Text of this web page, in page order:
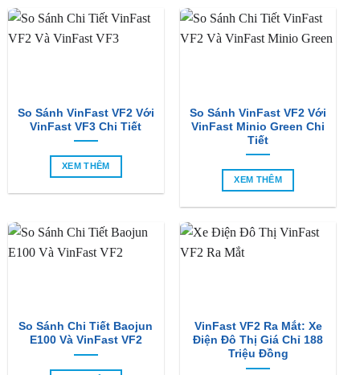
So Sánh VinFast VF2 Với
VinFast VF3 Chi Tiết
XEM THÊM
So Sánh VinFast VF2 Với
VinFast Minio Green Chi
Tiết
XEM THÊM
So Sánh Chi Tiết Baojun
E100 Và VinFast VF2
VinFast VF2 Ra Mắt: Xe
Điện Đô Thị Giá Chỉ 188
Triệu Đồng